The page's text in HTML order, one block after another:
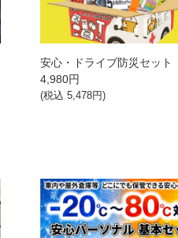
安心・ドライブ防災セット
4,980円
(税込5,478円)